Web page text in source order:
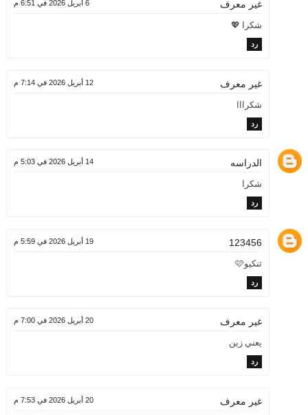
غير معرف 6 أبريل 2026 في 6:51 م
شكرا 💖
رد
غير معرف 12 أبريل 2026 في 7:14 م
شكرااا
رد
الدراسه 14 أبريل 2026 في 5:03 م
شكرا
رد
123456 19 أبريل 2026 في 5:59 م
ثنكيو🩷
رد
غير معرف 20 أبريل 2026 في 7:00 م
يعني زين
رد
غير معرف 20 أبريل 2026 في 7:53 م